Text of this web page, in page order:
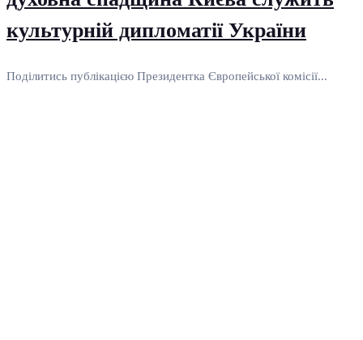
культурній дипломатії України
Поділитись публікацією Президентка Європейської комісії...